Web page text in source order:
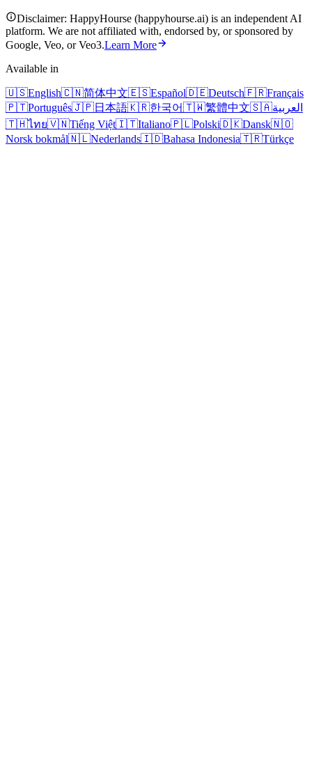
Disclaimer: HappyHourse (happyhourse.ai) is an independent AI
platform. We are not affiliated with, endorsed by, or sponsored by
Google, Veo, or Veo3.Learn More
Available in
🇺🇸English🇨🇳简体中文🇪🇸Español🇩🇪Deutsch🇫🇷Français
🇵🇹Português🇯🇵日本語🇰🇷한국어🇹🇼繁體中文🇸🇦العربية
🇹🇭ไทย🇻🇳Tiếng Việt🇮🇹Italiano🇵🇱Polski🇩🇰Dansk🇳🇴
Norsk bokmål🇳🇱Nederlands🇮🇩Bahasa Indonesia🇹🇷Türkçe